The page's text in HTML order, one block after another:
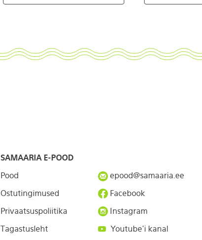
SAMAARIA E-POOD
Pood
Ostutingimused
Privaatsuspoliitika
Tagastusleht
epood@samaaria.ee
Facebook
Instagram
Youtube'i kanal